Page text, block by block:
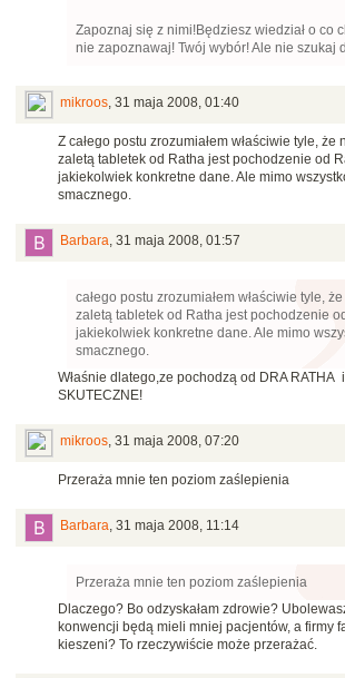
Zapoznaj się z nimi!Będziesz wiedział o co
nie zapoznawaj! Twój wybór! Ale nie szukaj
mikroos, 31 maja 2008, 01:40
Z całego postu zrozumiałem właściwie tyle, że
zaletą tabletek od Ratha jest pochodzenie od
jakiekolwiek konkretne dane. Ale mimo
smacznego.
Barbara, 31 maja 2008, 01:57
całego postu zrozumiałem właściwie tyle,
zaletą tabletek od Ratha jest pochodzenie
jakiekolwiek konkretne dane. Ale mimo
smacznego.
Właśnie dlatego,ze pochodzą od DRA RATHA
SKUTECZNE!
mikroos, 31 maja 2008, 07:20
Przeraża mnie ten poziom zaślepienia
Barbara, 31 maja 2008, 11:14
Przeraża mnie ten poziom zaślepienia
Dlaczego? Bo odzyskałam zdrowie?
konwencji będą mieli mniej pacjentów, a firmy
kieszeni? To rzeczywiście może przerażać.